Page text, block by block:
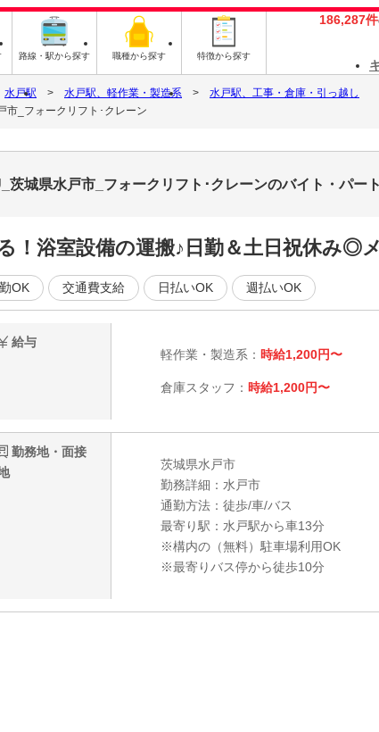
路線・駅から探す 職種から探す 特徴から探す
186,287件
水戸駅 水戸駅、軽作業・製造系
水戸駅、工事・倉庫・引っ越し
_フォークリフト･クレーン
城県水戸市_フォークリフト･クレーンのバイト・パー
！浴室設備の運搬♪日勤＆土日祝休み◎
OK 交通費支給 日払いOK 週払いOK
給与
軽作業・製造系： 時給1,200円〜
倉庫スタッフ： 時給1,200円〜
勤務地・面接
茨城県水戸市
勤務詳細：水戸市
通勤方法：徒歩/車/バス
最寄り駅：水戸駅から車13分
※構内の（無料）駐車場利用OK
※最寄りバス停から徒歩10分